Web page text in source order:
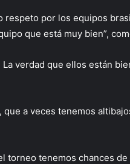
por los equipos
que está muy bien”,
verdad que ellos están
a veces tenemos
tenemos chances